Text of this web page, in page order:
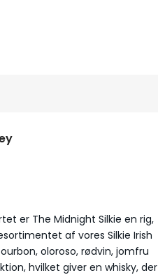
er The Midnight Silkie en rig,
af vores Silkie Irish
oloroso, rødvin, jomfru
hvilket giver en whisky, der